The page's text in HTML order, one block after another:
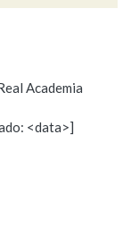
Academia
<data>]